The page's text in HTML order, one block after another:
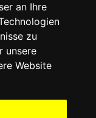
an Ihre
zu
unsere
Website